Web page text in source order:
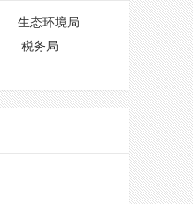
生态环境局
税务局